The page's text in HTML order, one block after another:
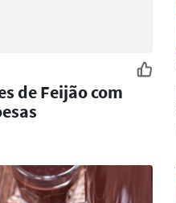
de Feijão com